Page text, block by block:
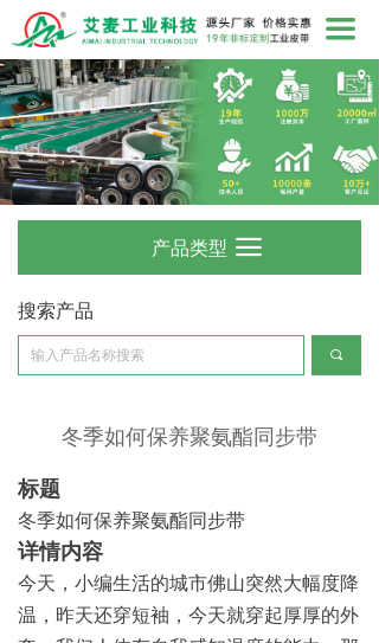
끀
产品类型 끀
搜索产品
끠
冬季如何保养聚氨酯同步带
标题
冬季如何保养聚氨酯同步带
详情内容
今天，小编生活的城市佛山突然大幅度降
温，昨天还穿短袖，今天就穿起厚厚的外